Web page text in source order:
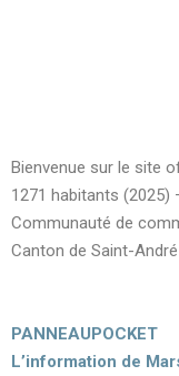
Bienvenue sur le site
1271 habitants (2025)
Communauté de
Canton de Saint-
PANNEAUPOCKET
L’information de